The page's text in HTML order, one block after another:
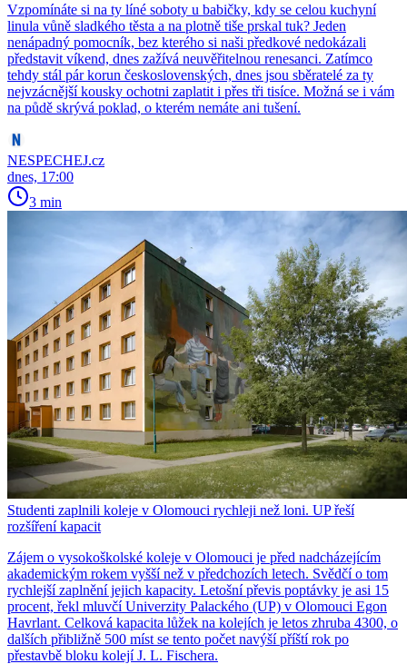
Vzpomínáte si na ty líné soboty u babičky, kdy se celou kuchyní
linula vůně sladkého těsta a na plotně tiše prskal tuk? Jeden
nenápadný pomocník, bez kterého si naši předkové nedokázali
představit víkend, dnes zažívá neuvěřitelnou renesanci. Zatímco
tehdy stál pár korun československých, dnes jsou sběratelé za ty
nejvzácnější kousky ochotni zaplatit i přes tři tisíce. Možná se i vám
na půdě skrývá poklad, o kterém nemáte ani tušení.
NESPECHEJ.cz
dnes, 17:00
3 min
Studenti zaplnili koleje v Olomouci rychleji než loni. UP řeší
rozšíření kapacit
Zájem o vysokoškolské koleje v Olomouci je před nadcházejícím
akademickým rokem vyšší než v předchozích letech. Svědčí o tom
rychlejší zaplnění jejich kapacity. Letošní převis poptávky je asi 15
procent, řekl mluvčí Univerzity Palackého (UP) v Olomouci Egon
Havrlant. Celková kapacita lůžek na kolejích je letos zhruba 4300, o
dalších přibližně 500 míst se tento počet navýší příští rok po
přestavbě bloku kolejí J. L. Fischera.